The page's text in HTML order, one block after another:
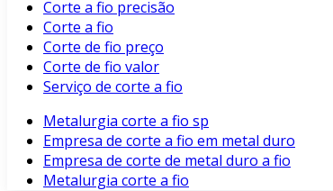
Corte a fio precisão
Corte a fio
Corte de fio preço
Corte de fio valor
Serviço de corte a fio
Metalurgia corte a fio sp
Empresa de corte a fio em metal duro
Empresa de corte de metal duro a fio
Metalurgia corte a fio